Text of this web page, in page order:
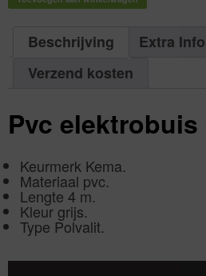
38
aantal
glad
Aantal
Beschrijving
Extra
Verzend kosten
Pvc
Keurmerk Kema.
Materiaal pvc.
Lengte 4 m.
Kleur grijs.
Type Polvalit.